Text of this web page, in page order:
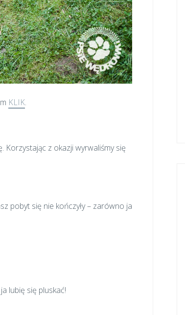
KLIK.
Korzystając z okazji wyrwaliśmy się
pobyt się nie kończyły – zarówno ja
lubię się pluskać!